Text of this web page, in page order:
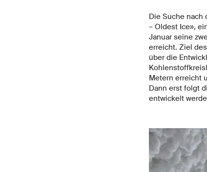
Die Suche nach
– Oldest Ice»,
Januar seine
erreicht. Ziel
über die
Metern erreicht
Dann erst folgt
entwickelt